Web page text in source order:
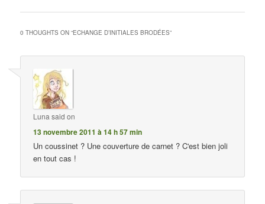
0 THOUGHTS ON “ECHANGE D’INITIALES BRODÉES”
Luna said on
13 novembre 2011 à 14 h 57 min
Un coussinet ? Une couverture de carnet ? C'est bien joli
en tout cas !